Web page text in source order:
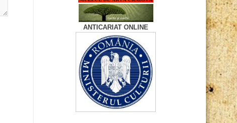
ANTICARIAT ONLINE